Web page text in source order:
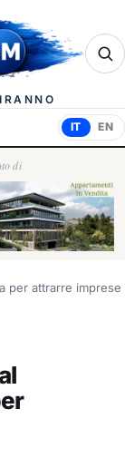
IT EN
di
per attrarre imprese